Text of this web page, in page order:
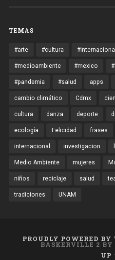
TEMAS
#arte #cultura #internacional
#medioambiente #mexico
#pandemia #salud apps
cambio climático Cdmx
cultura danza deporte
ecología Felicidad frases
internacional investigacion
Medio Ambiente mujeres
niños reciclaje salud
tradiciones UNAM
PROUDLY POWERED BY
BASKERVILLE 2 BY
UP